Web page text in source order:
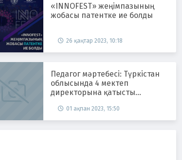
«INNOFEST» жеңімпазының
жобасы патентке ие болды
26 қаңтар 2023, 10:18
Педагог мәртебесі: Түркістан
облысында 4 мектеп
директорына қатысты
01 ақпан 2023, 15:50